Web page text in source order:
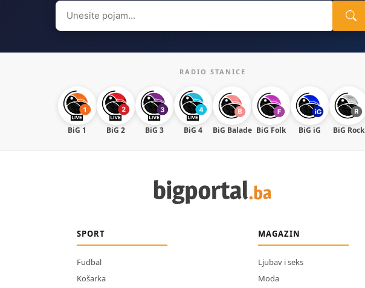
Search
for:
RADIO STANICE
BiG 1 BiG 2 BiG 3 BiG 4 BiG Balade BiG Folk BiG iG BiG Rock
SPORT
Fudbal
Košarka
MAGAZIN
Ljubav i seks
Moda